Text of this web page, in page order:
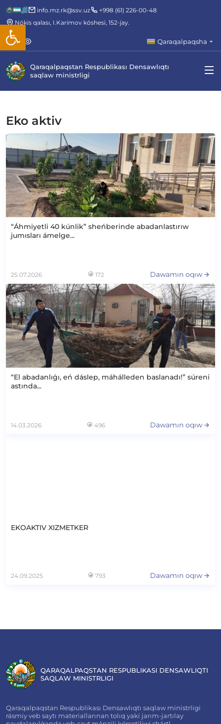
Open toolbar
info.mz.rk@ssv.uz
+998 (61) 226-00-48
Nókis qalası, I.Karimov kóshesi, 152-jay.
Qaraqalpaqsha
Qaraqalpaqstan Respublikası Densawlıqtı
saqlaw ministrligi
Eko aktiv
“Áhmiyetli 40 kúnlik” sheńberinde abadanlastırıw
jumısları ámelge...
25.07.2026 172 Dawamın oqıw
“El abadanlıǵı, eń dáslep, máhálleden baslanadı!” súreni
astında...
14.03.2026 496 Dawamın oqıw
EKOAKTIV XIZMETKER
24.09.2025 793 Dawamın oqıw
QARAQALPAQSTAN RESPUBLIKASI DENSAWLIQTI
SAQLAW MINISTRLIGI
Qaraqalpaqstan Respublikası Densawlıqtı saqlaw ministrligi
rásmiy veb saytı materiallarınan tolıq yaki jarım-jartılay